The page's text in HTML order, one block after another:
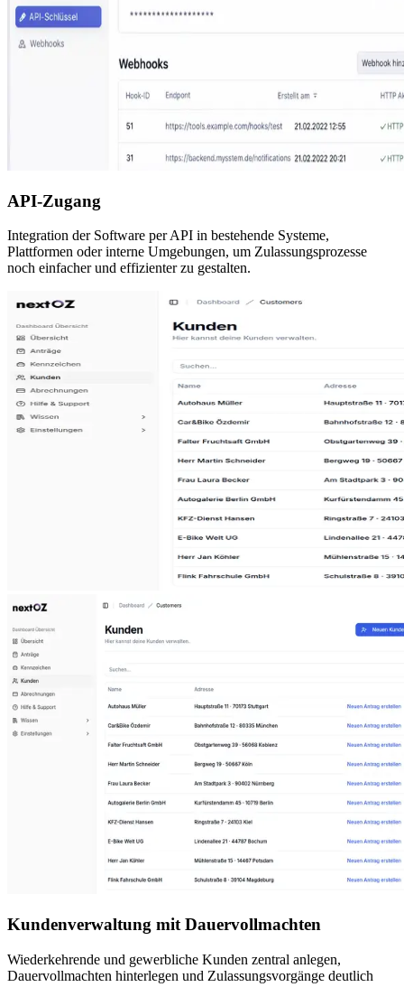
API-Zugang
Integration der Software per API in bestehende Systeme,
Plattformen oder interne Umgebungen, um Zulassungsprozesse
noch einfacher und effizienter zu gestalten.
Kundenverwaltung mit Dauervollmachten
Wiederkehrende und gewerbliche Kunden zentral anlegen,
Dauervollmachten hinterlegen und Zulassungsvorgänge deutlich